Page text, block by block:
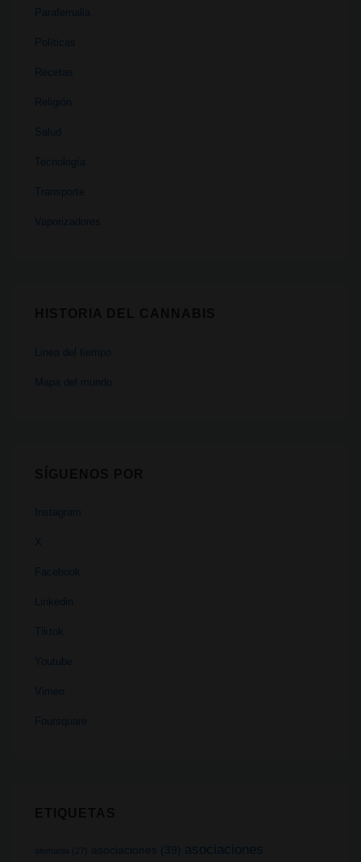
Parafernalia
Políticas
Recetas
Religión
Salud
Tecnología
Transporte
Vaporizadores
Linea del tiempo
Mapa del mundo
Instagram
X
Facebook
Linkedin
Tiktok
Youtube
Vimeo
Foursquare
alemania (27) asociaciones (39)
asociaciones